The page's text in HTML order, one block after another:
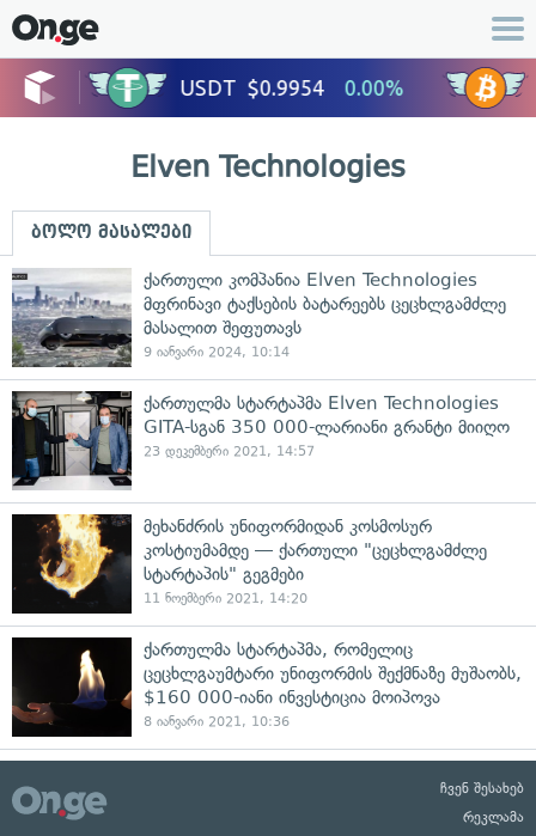
Elven Technologies
ბოლო მასალები
ქართული კომპანია Elven Technologies
მფრინავი ტაქსების ბატარეებს ცეცხლგამძლე
მასალით შეფუთავს
9 იანვარი 2024, 10:14
ქართულმა სტარტაპმა Elven Technologies
GITA-სგან 350 000-ლარიანი გრანტი მიიღო
23 დეკემბერი 2021, 14:57
მეხანძრის უნიფორმიდან კოსმოსურ
კოსტიუმამდე — ქართული "ცეცხლგამძლე
სტარტაპის" გეგმები
11 ნოემბერი 2021, 14:20
ქართულმა სტარტაპმა, რომელიც
ცეცხლგაუმტარი უნიფორმის შექმნაზე მუშაობს,
$160 000-იანი ინვესტიცია მოიპოვა
8 იანვარი 2021, 10:36
ჩვენ შესახებ
რეკლამა